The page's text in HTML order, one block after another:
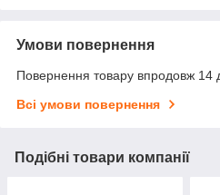
Умови повернення
Повернення товару впродовж 14
Всі умови повернення
Подібні товари компанії